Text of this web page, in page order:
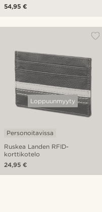
54,95 €
Loppuunmyyty
Ruskea Landen RFID-
korttikotelo
Personoitavissa
24,95 €